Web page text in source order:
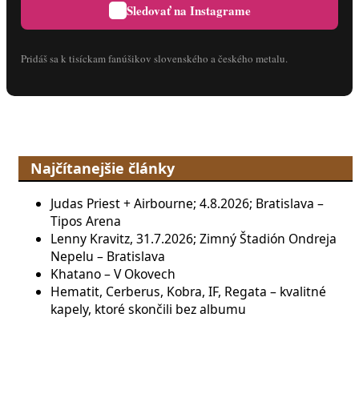
Sledovať na Instagrame
Pridáš sa k tisíckam fanúšikov slovenského a českého metalu.
Najčítanejšie články
Judas Priest + Airbourne; 4.8.2026; Bratislava –
Tipos Arena
Lenny Kravitz, 31.7.2026; Zimný Štadión Ondreja
Nepelu – Bratislava
Khatano – V Okovech
Hematit, Cerberus, Kobra, IF, Regata – kvalitné
kapely, ktoré skončili bez albumu